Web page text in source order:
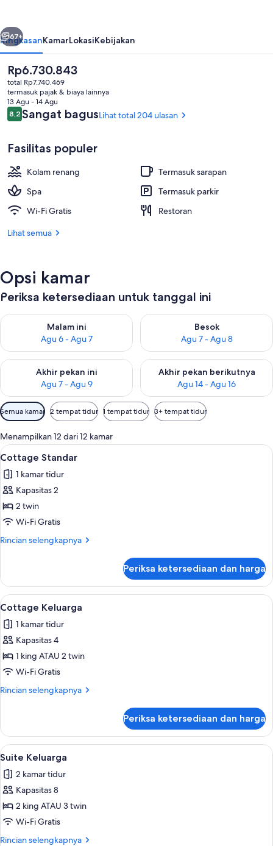
Spa
Brankas, meja kerja, ruang kerja
Berikutnya
67+
RingkasanKamarLokasiKebijakan
Harga
saat
ini
Rp6.730.843
Rp6.730.843
total Rp7.740.469
termasuk pajak & biaya lainnya
13 Agu - 14 Agu
Ulasan
8,28,2 dari 10
Sangat bagusLihat total 204 ulasan
Fasilitas populer
Kolam renang
Termasuk sarapan
Spa
Termasuk parkir
Wi-Fi Gratis
Restoran
Lihat semua
Opsi kamar
Periksa ketersediaan untuk tanggal ini
Malam ini
Agu 6 - Agu 7
Periksa ketersediaan untuk malam ini Agu 6 - Agu 7
Besok
Agu 7 - Agu 8
Periksa ketersediaan untuk
Akhir pekan ini
Agu 7 - Agu 9
Periksa ketersediaan untuk akhir pekan ini Agu 7 - Agu 9
Akhir pekan berikutnya
Agu 14 - Agu 16
Periksa ketersediaan untuk
Filter
tersedia
untuk
kamar
Semua kamar 2 tempat tidur 1 tempat tidur 3+ tempat tidur
Menampilkan 12 dari 12 kamar
Lihat
semua
foto
untuk
Cottage
Standar
Cottage Standar | Brankas, meja
4
Cottage Standar
1 kamar tidur
Kapasitas 2
2 twin
Wi-Fi Gratis
Rincian selengkapnya
Rincian
Cottage
Standar
Periksa ketersediaan dan harga
Lihat
semua
foto
untuk
Cottage
Keluarga
Brankas, meja kerja, ruang kerja
6
Cottage Keluarga
1 kamar tidur
Kapasitas 4
1 king ATAU 2 twin
Wi-Fi Gratis
Rincian selengkapnya
Rincian
Cottage
Keluarga
Periksa ketersediaan dan harga
Lihat
semua
foto
untuk
Suite
Keluarga
Brankas, meja kerja, ruang kerja
5
Suite Keluarga
2 kamar tidur
Kapasitas 8
2 king ATAU 3 twin
Wi-Fi Gratis
Rincian selengkapnya
Rincian